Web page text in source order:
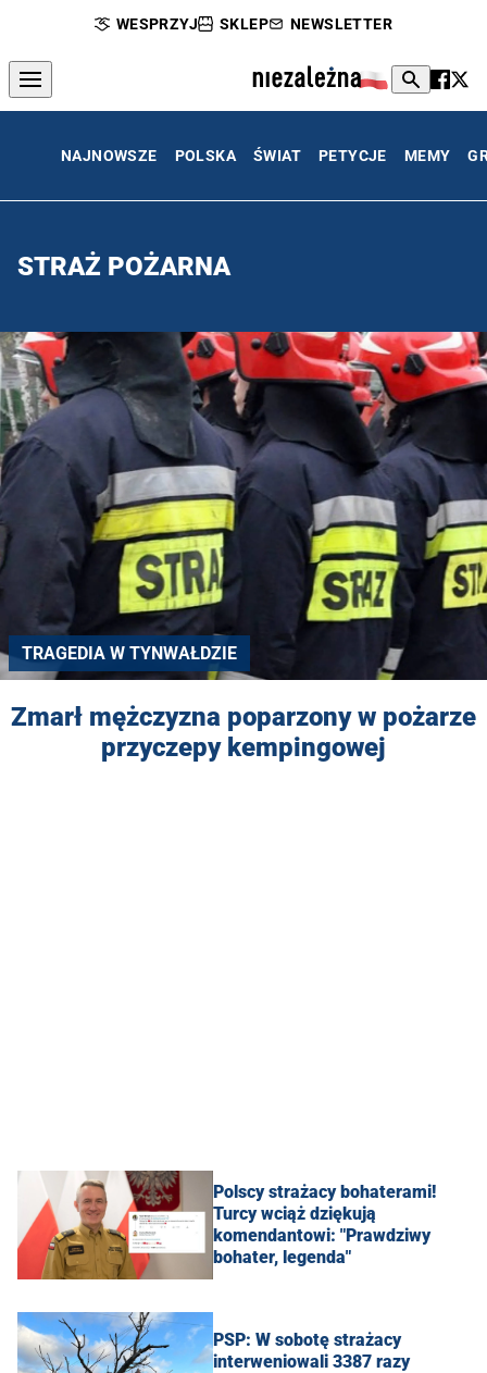
WESPRZYJ SKLEP NEWSLETTER
NAJNOWSZE POLSKA ŚWIAT PETYCJE MEMY
STRAŻ POŻARNA
TRAGEDIA W TYNWAŁDZIE
Zmarł mężczyzna poparzony w pożarze
przyczepy kempingowej
Polscy strażacy bohaterami!
Turcy wciąż dziękują
komendantowi: "Prawdziwy
bohater, legenda"
PSP: W sobotę strażacy
interweniowali 3387 razy